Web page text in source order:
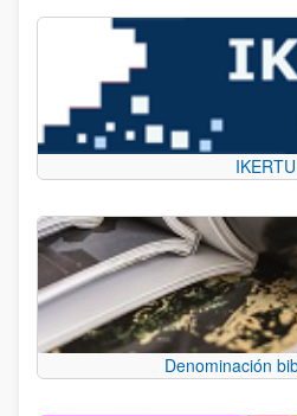
IKERTU
Denominación